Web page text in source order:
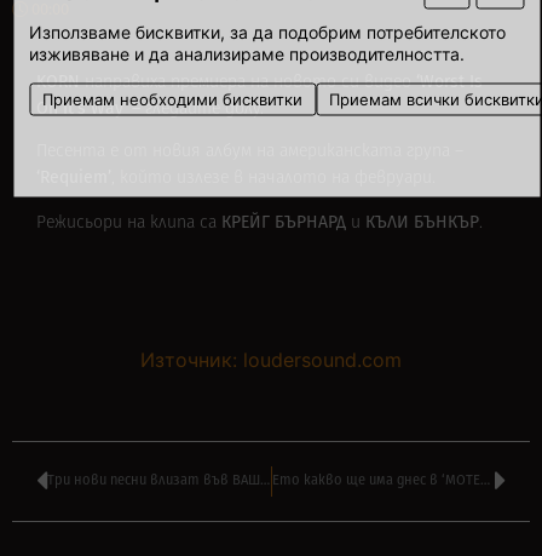
Използваме бисквитки, за да подобрим потребителското
изживяване и да анализираме производителността.
Приемам необходими бисквитки Приемам всички
KORNнаправиха премиера на новото си видео‘Worst Is
On It’s Way’ –гледайте долу.
Режисьори на клипа са КРЕЙГ БЪРНАРД и КЪЛИ БЪНКЪР.
Източник: loudersound.com
Три нови песни влизат във ВАШАТА РОК класация – гласувайте ТУК Ето какво ще има днес в ‘МОТЕЛ ХЕНТАЙ’ на НАСО РУСКОВ в 16:00